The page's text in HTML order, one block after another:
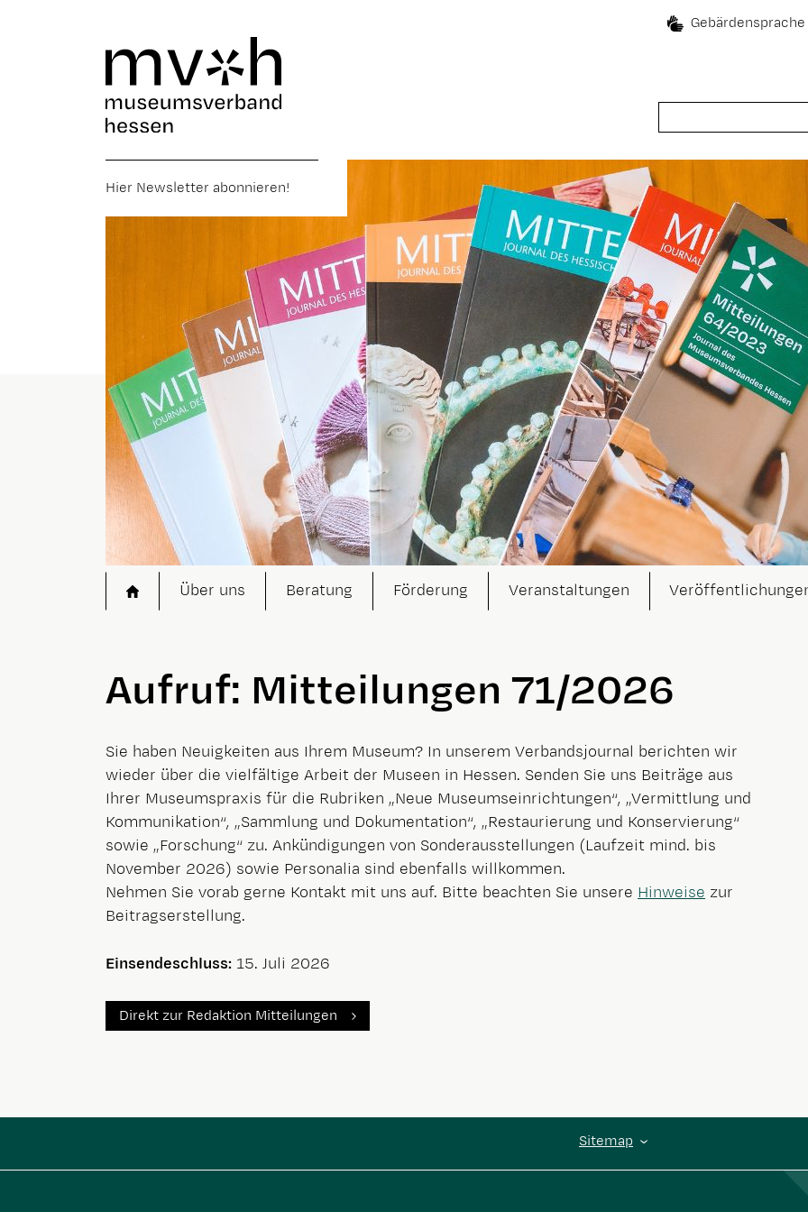
Gebärdensprache
Suche
Hier Newsletter abonnieren!
StartseiteÜber uns Beratung Förderung Veranstaltungen
Aufruf: Mitteilungen 71/2026
Sie haben Neuigkeiten aus Ihrem Museum? In unserem Verbandsjournal berichten wir
wieder über die vielfältige Arbeit der Museen in Hessen. Senden Sie uns Beiträge aus
Ihrer Museumspraxis für die Rubriken „Neue Museumseinrichtungen“, „Vermittlung und
Kommunikation“, „Sammlung und Dokumentation“, „Restaurierung und Konservierung“
sowie „Forschung“ zu. Ankündigungen von Sonderausstellungen (Laufzeit mind. bis
November 2026) sowie Personalia sind ebenfalls willkommen.
Nehmen Sie vorab gerne Kontakt mit uns auf. Bitte beachten Sie unsere Hinweise zur
Beitragserstellung.
Einsendeschluss: 15. Juli 2026
Direkt zur Redaktion Mitteilungen
Sitemap